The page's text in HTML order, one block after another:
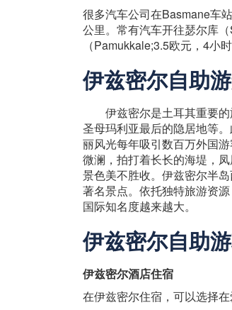
很多汽车公司在Basmane车
公里。常有汽车开往瑟尔库
（Pamukkale;3.5欧元，4小
伊兹密尔自助
伊兹密尔是土耳其重要的
圣母玛利亚最后的隐居地等
丽风光每年吸引数百万外国
微澜，拍打着长长的海堤，
景色美不胜收。伊兹密尔半
著名景点。依托独特旅游资
国际知名度越来越大。
伊兹密尔自助
伊兹密尔酒店住宿
在伊兹密尔住宿，可以选择在